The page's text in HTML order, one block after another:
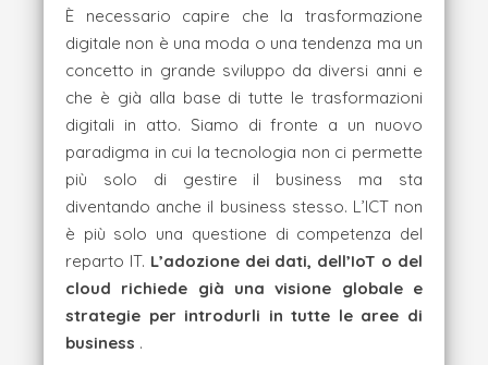
È necessario capire che la trasformazione
digitale non è una moda o una tendenza ma un
concetto in grande sviluppo da diversi anni e
che è già alla base di tutte le trasformazioni
digitali in atto. Siamo di fronte a un nuovo
paradigma in cui la tecnologia non ci permette
più solo di gestire il business ma sta
diventando anche il business stesso. L’ICT non
è più solo una questione di competenza del
reparto IT. L’adozione dei dati, dell’IoT o del
cloud richiede già una visione globale e
strategie per introdurli in tutte le aree di
business .